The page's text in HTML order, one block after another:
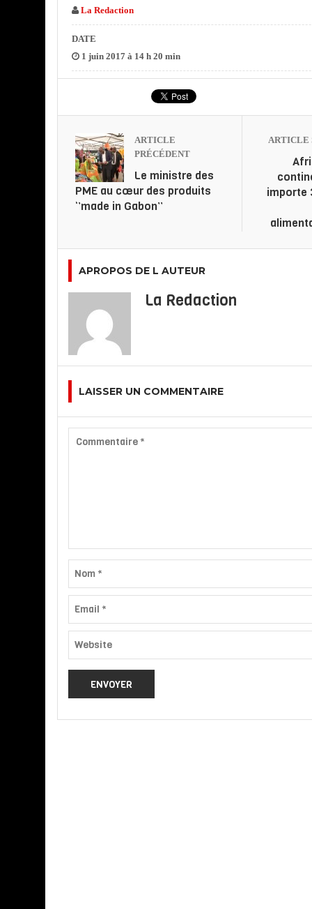
La Redaction
DATE
1 juin 2017 à 14 h 20 min
ARTICLE
PRÉCÉDENT
Le ministre des
PME au cœur des produits
‘’made in Gabon’’
ARTICLE
importe
APROPOS DE L AUTEUR
La Redaction
LAISSER UN COMMENTAIRE